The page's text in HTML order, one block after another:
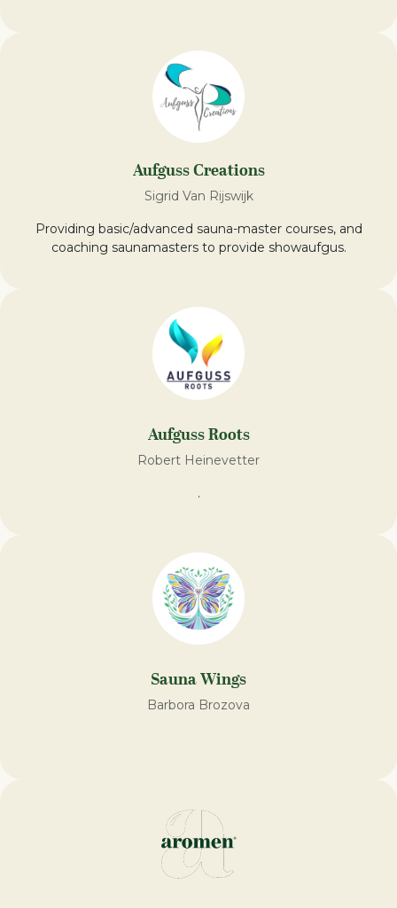
Aufguss Creations
Sigrid Van Rijswijk
Providing basic/advanced sauna-master courses, and
coaching saunamasters to provide showaufgus.
Aufguss Roots
Robert Heinevetter
.
Sauna Wings
Barbora Brozova